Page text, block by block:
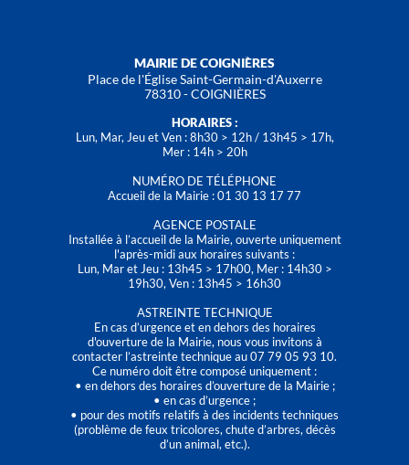
MAIRIE DE COIGNIÈRES
Place de l'Église Saint-Germain-d'Auxerre
78310 - COIGNIÈRES
HORAIRES :
Lun, Mar, Jeu et Ven : 8h30 > 12h / 13h45 > 17h,
Mer : 14h > 20h
NUMÉRO DE TÉLÉPHONE
Accueil de la Mairie : 01 30 13 17 77
AGENCE POSTALE
Installée à l’accueil de la Mairie, ouverte uniquement
l'après-midi aux horaires suivants :
Lun, Mar et Jeu : 13h45 > 17h00, Mer : 14h30 >
19h30, Ven : 13h45 > 16h30
ASTREINTE TECHNIQUE
En cas d’urgence et en dehors des horaires
d'ouverture de la Mairie, nous vous invitons à
contacter l’astreinte technique au 07 79 05 93 10.
Ce numéro doit être composé uniquement :
• en dehors des horaires d’ouverture de la Mairie ;
• en cas d’urgence ;
• pour des motifs relatifs à des incidents techniques
(problème de feux tricolores, chute d’arbres, décès
d’un animal, etc.).